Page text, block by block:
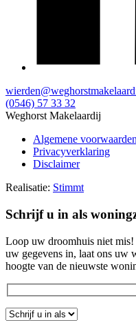
(0546) 57 33 32
Weghorst Makelaardij
Algemene voorwaarden
Privacyverklaring
Disclaimer
Realisatie: Stimmt
Schrijf u in als
Loop uw droomhuis niet
uw gegevens in, laat ons uw
hoogte van de nieuwste